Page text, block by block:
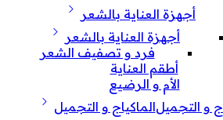
أجهزة العناية بالشعر
أجهزة العناية بالشعر
فرد و تصفيف الشعر
أطقم العناية
الأم و الرضيع
الماكياج و التجميل